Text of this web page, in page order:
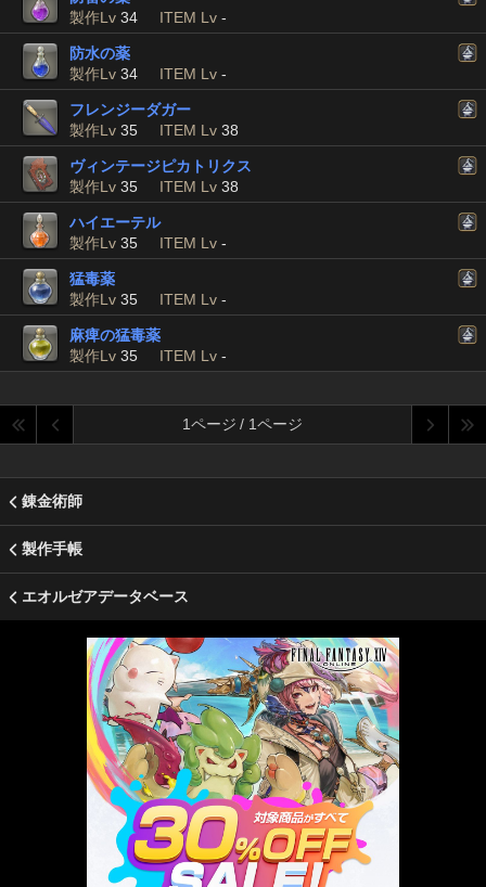
製作Lv 34 ITEM Lv -
防水の薬
製作Lv 34 ITEM Lv -
フレンジーダガー
製作Lv 35 ITEM Lv 38
ヴィンテージピカトリクス
製作Lv 35 ITEM Lv 38
ハイエーテル
製作Lv 35 ITEM Lv -
猛毒薬
製作Lv 35 ITEM Lv -
麻痺の猛毒薬
製作Lv 35 ITEM Lv -
1ページ / 1ページ
錬金術師
製作手帳
エオルゼアデータベース